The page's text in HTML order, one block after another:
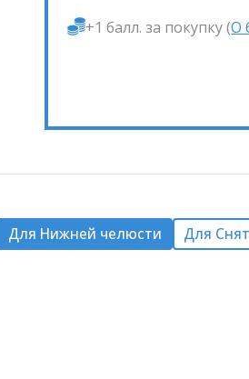
+1 балл. за покупку (О
Для Нижней челюсти Для